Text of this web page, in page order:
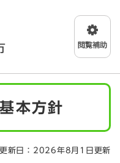
本文へ
本方針
更新日：2026年8月1日更新